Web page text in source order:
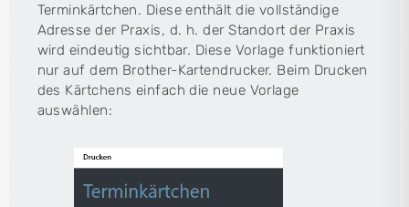
Terminkärtchen. Diese enthält die vollständige
Adresse der Praxis, d. h. der Standort der Praxis
wird eindeutig sichtbar. Diese Vorlage funktioniert
nur auf dem Brother-Kartendrucker. Beim Drucken
des Kärtchens einfach die neue Vorlage
auswählen: